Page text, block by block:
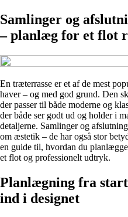
Samlinger og
– planlæg for et flot
En træterrasse er et af de mest
haver – og med god grund. Den
der passer til både moderne og
der både ser godt ud og holder i
detaljerne. Samlinger og
om æstetik – de har også stor
en guide til, hvordan du
et flot og professionelt udtryk.
Planlægning fra
ind i designet